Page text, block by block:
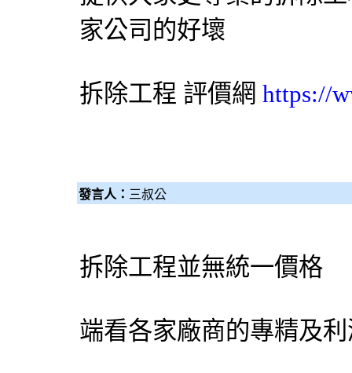
家公司的好壞
拆除工程 評價網 https://
發言人： 三叔公
拆除工程並無統一價格
端看各家廠商的專精及